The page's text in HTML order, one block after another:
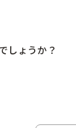
しょうか？